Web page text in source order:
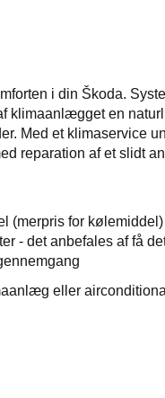
i din Škoda.
klimaanlægget en
Med et klimaservice
reparation af et
(merpris for kølemiddel)
- det anbefales af få
eller